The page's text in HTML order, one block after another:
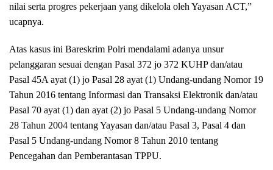
nilai serta progres pekerjaan yang dikelola oleh Yayasan ACT,”
ucapnya.
Atas kasus ini Bareskrim Polri mendalami adanya unsur
pelanggaran sesuai dengan Pasal 372 jo 372 KUHP dan/atau
Pasal 45A ayat (1) jo Pasal 28 ayat (1) Undang-undang Nomor 19
Tahun 2016 tentang Informasi dan Transaksi Elektronik dan/atau
Pasal 70 ayat (1) dan ayat (2) jo Pasal 5 Undang-undang Nomor
28 Tahun 2004 tentang Yayasan dan/atau Pasal 3, Pasal 4 dan
Pasal 5 Undang-undang Nomor 8 Tahun 2010 tentang
Pencegahan dan Pemberantasan TPPU.